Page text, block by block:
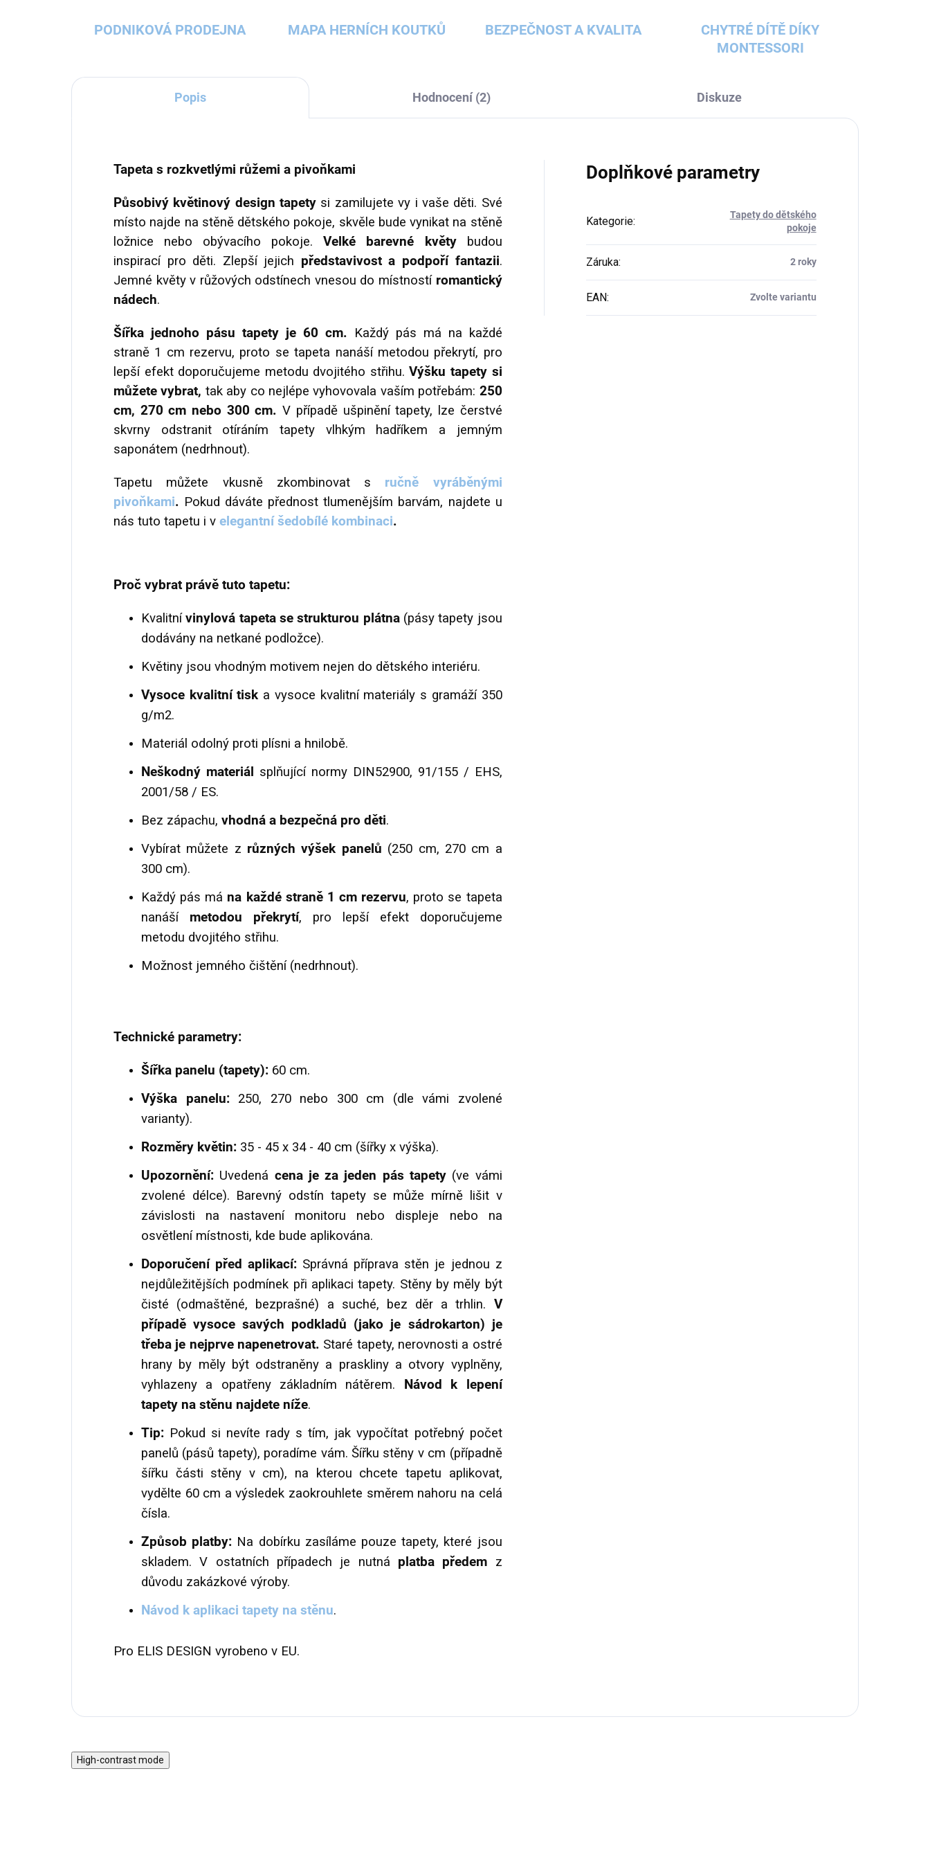
PODNIKOVÁ PRODEJNA MAPA HERNÍCH KOUTKŮ BEZPEČNOST A KVALITA
CHYTRÉ DÍTĚ DÍKY
MONTESSORI
Popis Hodnocení (2) Diskuze
Tapeta s rozkvetlými růžemi a pivoňkami
Působivý květinový design tapety si zamilujete vy i vaše děti. Své
místo najde na stěně dětského pokoje, skvěle bude vynikat na stěně
ložnice nebo obývacího pokoje.Velké barevné květybudou
inspirací pro děti. Zlepší jejich představivost a podpoří fantazii.
Jemné květy v růžových odstínech vnesou do místností romantický
nádech.
Šířka jednoho pásu tapety je 60 cm. Každý pás má na každé
straně 1 cm rezervu, proto se tapeta nanáší metodou překrytí, pro
lepší efekt doporučujeme metodu dvojitého střihu.Výšku tapety si
můžete vybrat, tak aby co nejlépe vyhovovala vaším potřebám: 250
cm, 270 cm nebo 300 cm.V případě ušpinění tapety, lze čerstvé
skvrny odstranit otíráním tapety vlhkým hadříkem a jemným
saponátem (nedrhnout).
Tapetu můžete vkusně zkombinovat s ručně vyráběnými
pivoňkami. Pokud dáváte přednost tlumenějším barvám, najdete u
nás tuto tapetu i v elegantní šedobílé kombinaci.
Proč vybrat právě tuto tapetu:
Kvalitnívinylová tapeta se strukturou plátna(pásy tapety jsou
dodávány na netkané podložce).
Květiny jsou vhodným motivem nejen do dětského interiéru.
Vysoce kvalitní tisk a vysoce kvalitní materiály s gramáží 350
g/m2.
Materiál odolný proti plísni a hnilobě.
Neškodný materiál
splňující normy DIN52900, 91/155 / EHS,
2001/58 / ES.
Bez zápachu, vhodná a bezpečná pro děti.
Vybírat můžete z různých výšek panelů (250 cm, 270 cm a
300 cm).
Každý pás má na každé straně 1 cm rezervu, proto se tapeta
nanáší metodou překrytí, pro lepší efekt doporučujeme
metodu dvojitého střihu.
Možnost jemného čištění (nedrhnout).
Technické parametry:
Šířka panelu (tapety): 60 cm.
Výška panelu:250, 270 nebo 300 cm (dle vámi zvolené
varianty).
Rozměry květin: 35 - 45 x 34 - 40 cm (šířky x výška).
Upozornění: Uvedená cena je za jeden pás tapety (ve vámi
zvolené délce). Barevný odstín tapety se může mírně lišit v
závislosti na nastavení monitoru nebo displeje nebo na
osvětlení místnosti, kde bude aplikována.
Doporučení před aplikací: Správná příprava stěn je jednou z
nejdůležitějších podmínek při aplikaci tapety. Stěny by měly být
čisté (odmaštěné, bezprašné) a suché, bez děr a trhlin. V
případě vysoce savých podkladů (jako je sádrokarton) je
třeba je nejprve napenetrovat. Staré tapety, nerovnosti a ostré
hrany by měly být odstraněny a praskliny a otvory vyplněny,
vyhlazeny a opatřeny základním nátěrem.
Návod k lepení
tapety na stěnu najdete níže.
Tip: Pokud si nevíte rady s tím, jak vypočítat potřebný počet
panelů (pásů tapety), poradíme vám. Šířku stěny v cm (případně
šířku části stěny v cm), na kterou chcete tapetu aplikovat,
vydělte 60 cm a výsledek zaokrouhlete směrem nahoru na celá
čísla.
Způsob platby: Na dobírku zasíláme pouze tapety, které jsou
skladem. V ostatních případech je nutná platba předem z
důvodu zakázkové výroby.
Návod k aplikaci tapety na stěnu.
Pro ELIS DESIGN vyrobeno v EU.
Doplňkové parametry
Kategorie:
Tapety do dětského
pokoje
Záruka: 2 roky
EAN: Zvolte variantu
High-contrast mode